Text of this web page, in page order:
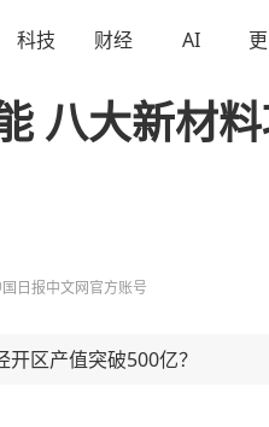
科技 财经 AI
八大新材
国日报中文网官方账号
区产值突破500亿？